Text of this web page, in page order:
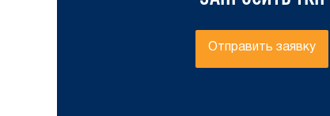
Отправить заявку